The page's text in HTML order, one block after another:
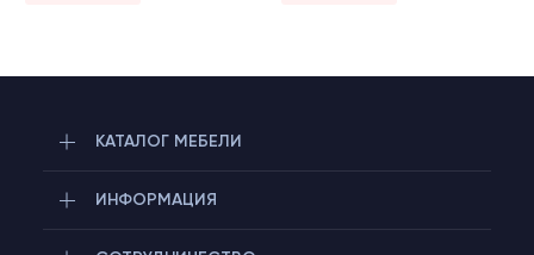
КАТАЛОГ МЕБЕЛИ
ИНФОРМАЦИЯ